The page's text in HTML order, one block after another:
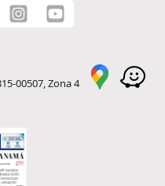
00507, Zona 4